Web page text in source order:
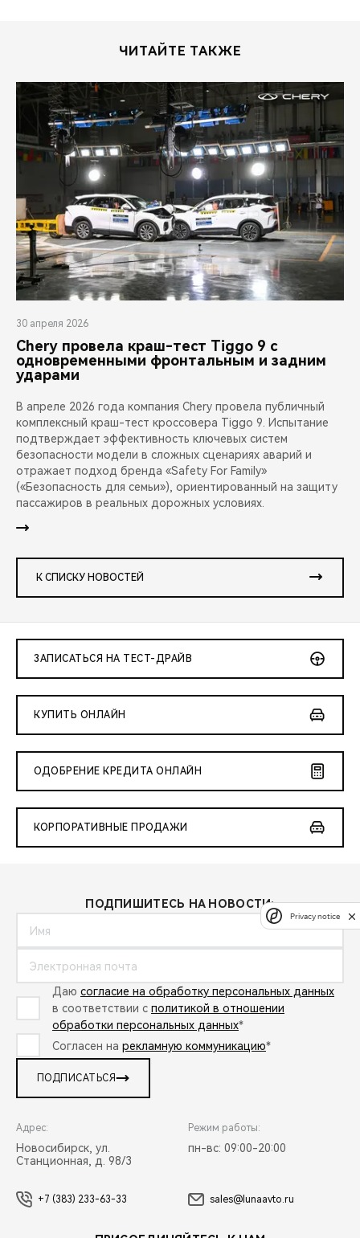
ЧИТАЙТЕ ТАКЖЕ
30 апреля 2026
Chery провела краш-тест Tiggo 9 с
одновременными фронтальным и задним
ударами
В апреле 2026 года компания Chery провела публичный
комплексный краш-тест кроссовера Tiggo 9. Испытание
подтверждает эффективность ключевых систем
безопасности модели в сложных сценариях аварий и
отражает подход бренда «Safety For Family»
(«Безопасность для семьи»), ориентированный на защиту
пассажиров в реальных дорожных условиях.
К СПИСКУ НОВОСТЕЙ
ЗАПИСАТЬСЯ НА ТЕСТ-ДРАЙВ
КУПИТЬ ОНЛАЙН
ОДОБРЕНИЕ КРЕДИТА ОНЛАЙН
КОРПОРАТИВНЫЕ ПРОДАЖИ
ПОДПИШИТЕСЬ НА НОВОСТИ:
Даю согласие на обработку персональных данных
в соответствии с политикой в отношении
обработки персональных данных*
Согласен на рекламную коммуникацию*
ПОДПИСАТЬСЯ
Адрес:
Новосибирск, ул.
Станционная, д. 98/3
Режим работы:
пн-вс: 09:00-20:00
+7 (383) 233-63-33 sales@lunaavto.ru
Privacy notice